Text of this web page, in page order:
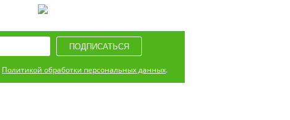
Политикой обработки персональных данных.